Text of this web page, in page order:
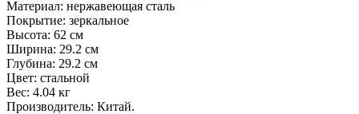
Материал: нержавеющая сталь
Покрытие: зеркальное
Высота: 62 см
Ширина: 29.2 см
Глубина: 29.2 см
Цвет: стальной
Вес: 4.04 кг
Производитель: Китай.